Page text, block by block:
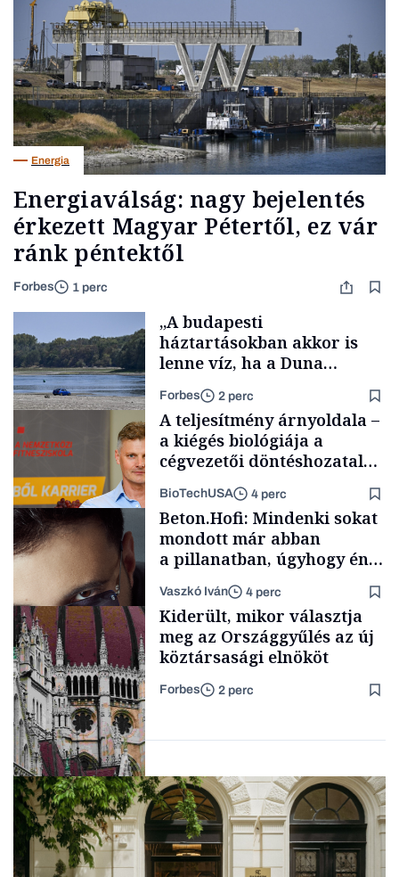
Energia
Energiaválság: nagy bejelentés
érkezett Magyar Pétertől, ez vár
ránk péntektől
Forbes 1 perc
Energia
„A budapesti
háztartásokban akkor is
lenne víz, ha a Duna
medrében már egy cseppet
se találnánk”
Forbes 2 perc
Content Lab HUB
A teljesítmény árnyoldala –
a kiégés biológiája a
cégvezetői döntéshozatal
BioTechUSA 4 perc
Forbes-sztori
Beton.Hofi: Mindenki sokat
mondott már abban
a pillanatban, úgyhogy én
a legsarkosabb
gondolataimat akartam
kimondani
Vaszkó Iván 4 perc
Politika
Kiderült, mikor választja
meg az Országgyűlés az új
köztársasági elnököt
Forbes 2 perc